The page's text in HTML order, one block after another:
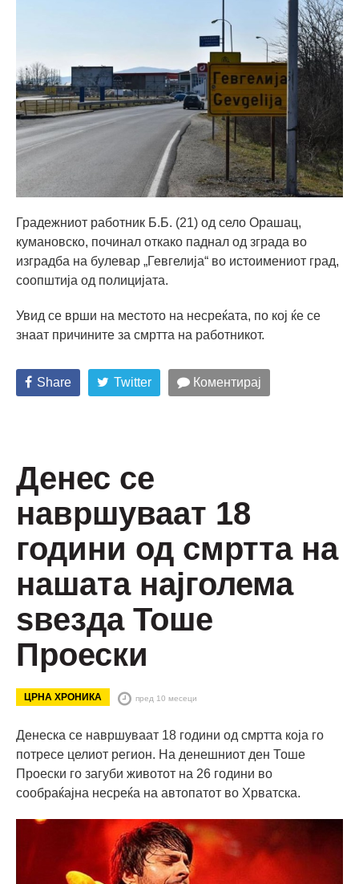
Градежниот работник Б.Б. (21) од село Орашац,
кумановско, починал откако паднал од зграда во
изградба на булевар „Гевгелија“ во истоимениот град,
соопштија од полицијата.
Увид се врши на местото на несреќата, по кој ќе се
знаат причините за смртта на работникот.
Share Twitter Коментирај
Денес се
навршуваат 18
години од смртта на
нашата најголема
ѕвезда Тоше
Проески
ЦРНА ХРОНИКА пред 10 месеци
Денеска се навршуваат 18 години од смртта која го
потресе целиот регион. На денешниот ден Тоше
Проески го загуби животот на 26 години во
сообраќајна несреќа на автопатот во Хрватска.